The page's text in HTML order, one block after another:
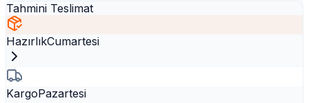
Tahmini Teslimat
HazırlıkCumartesi
KargoPazartesi